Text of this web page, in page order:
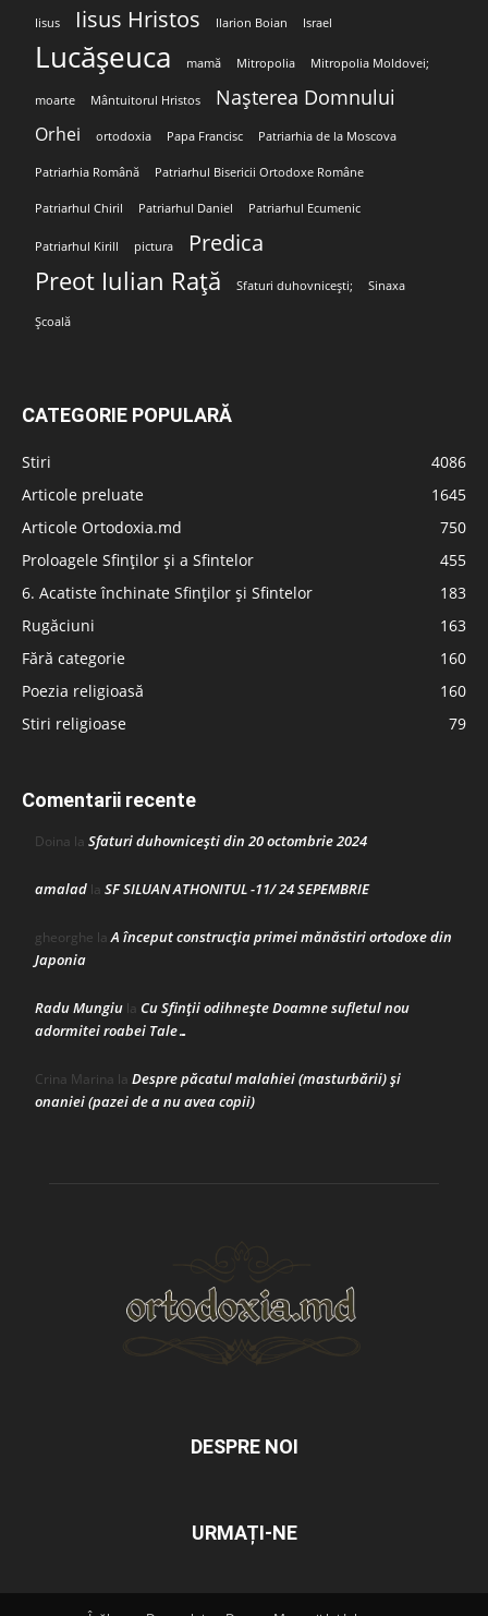
Iisus Iisus Hristos Ilarion Boian Israel
Lucășeuca mamă Mitropolia Mitropolia Moldovei;
moarte Mântuitorul Hristos Nașterea Domnului
Orhei ortodoxia Papa Francisc Patriarhia de la Moscova
Patriarhia Română Patriarhul Bisericii Ortodoxe Române
Patriarhul Chiril Patriarhul Daniel Patriarhul Ecumenic
Patriarhul Kirill pictura Predica
Preot Iulian Rață Sfaturi duhovnicești; Sinaxa
Școală
CATEGORIE POPULARĂ
Stiri
4086
Articole preluate
1645
Articole Ortodoxia.md
750
Proloagele Sfinților și a Sfintelor
455
6. Acatiste închinate Sfinților și Sfintelor
183
Rugăciuni
163
Fără categorie
160
Poezia religioasă
160
Stiri religioase
79
Comentarii recente
Doina la Sfaturi duhovnicești din 20 octombrie 2024
amalad la SF SILUAN ATHONITUL -11/ 24 SEPEMBRIE
gheorghe laA început construcţia primei mănăstiri ortodoxe din
Japonia
Radu Mungiu la Cu Sfinții odihnește Doamne sufletul nou
adormitei roabei Tale…
Crina Marina la Despre păcatul malahiei (masturbării) şi
onaniei (pazei de a nu avea copii)
DESPRE NOI
URMAȚI-NE